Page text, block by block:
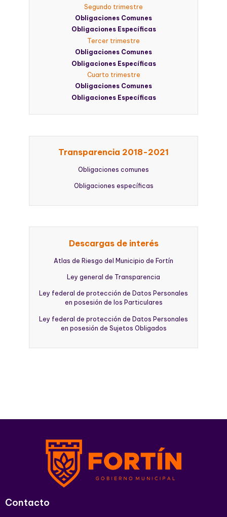
Segundo trimestre
Obligaciones Comunes
Obligaciones Específicas
Tercer trimestre
Obligaciones Comunes
Obligaciones Específicas
Cuarto trimestre
Obligaciones Comunes
Obligaciones Específicas
Transparencia 2018-2021
Obligaciones comunes
Obligaciones específicas
Descargas de interés
Atlas de Riesgo del Municipio de Fortín
Ley general de Transparencia
Ley federal de protección de Datos Personales
en posesión de los Particulares
Ley federal de protección de Datos Personales
en posesión de Sujetos Obligados
Contacto